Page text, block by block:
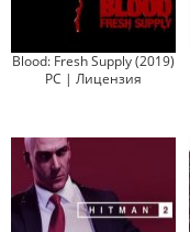
Blood: Fresh Supply (2019)
PC | Лицензия